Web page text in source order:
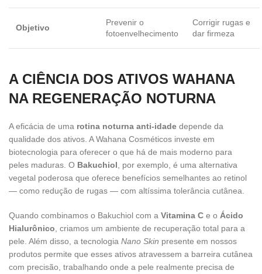
Objetivo
Prevenir o
fotoenvelhecimento
Corrigir rugas e
dar firmeza
A CIÊNCIA DOS ATIVOS WAHANA
NA REGENERAÇÃO NOTURNA
A eficácia de uma rotina noturna anti-idade depende da
qualidade dos ativos. A Wahana Cosméticos investe em
biotecnologia para oferecer o que há de mais moderno para
peles maduras. O Bakuchiol, por exemplo, é uma alternativa
vegetal poderosa que oferece benefícios semelhantes ao retinol
— como redução de rugas — com altíssima tolerância cutânea.
Quando combinamos o Bakuchiol com a Vitamina C e o Ácido
Hialurônico, criamos um ambiente de recuperação total para a
pele. Além disso, a tecnologia Nano Skin presente em nossos
produtos permite que esses ativos atravessem a barreira cutânea
com precisão, trabalhando onde a pele realmente precisa de